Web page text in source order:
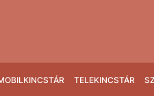
TELEKINCSTÁR